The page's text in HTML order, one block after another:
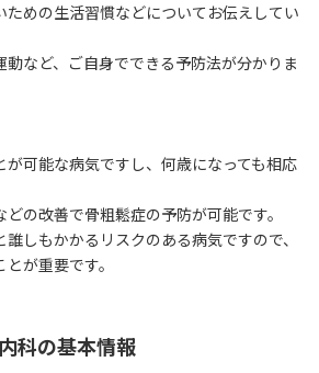
ための生活習慣などについてお伝えしてい
など、ご自身でできる予防法が分かりま
が可能な病気ですし、何歳になっても相応
の改善で骨粗鬆症の予防が可能です。
しもかかるリスクのある病気ですので、
が重要です。
科の基本情報